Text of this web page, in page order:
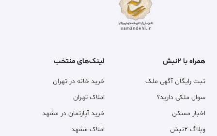
همراه با ۲نبش
ثبت رایگان آگهی ملک
سوال ملکی دارید؟
اخبار مسکن
وبلاگ ۲نبش
لینک‌های منتخب
خرید خانه در تهران
املاک تهران
خرید آپارتمان در مشهد
املاک مشهد